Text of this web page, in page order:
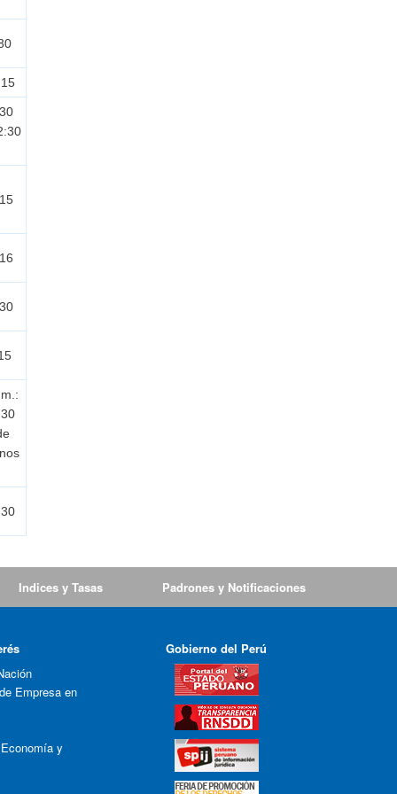
Indices y Tasas Padrones y Notificaciones
Empresa en
y
Gobierno del Perú